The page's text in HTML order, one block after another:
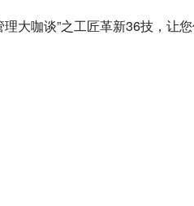
大咖谈”之工匠革新36技，让